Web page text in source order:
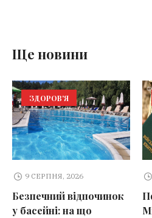
Ще новини
ЗДОРОВ'Я
9 СЕРПНЯ, 2026
Безпечний відпочинок
у басейні: на що